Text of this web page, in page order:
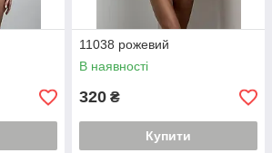
11038 рожевий
В наявності
320 ₴
Купити